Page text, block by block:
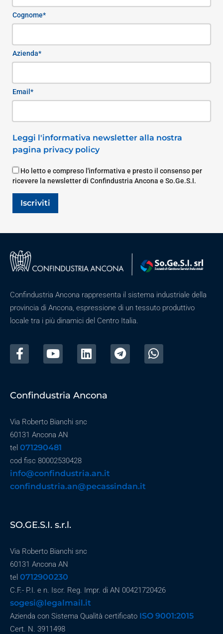
Cognome*
Azienda*
Email*
Leggi l'informativa newsletter alla nostra
pagina privacy policy
Ho letto e compreso l'informativa e presto il consenso per
ricevere la newsletter di Confindustria Ancona e So.Ge.S.I.
Iscriviti
Confindustria Ancona rappresenta il sistema industriale della
provincia di Ancona, espressione di un tessuto produttivo
locale tra i più dinamici del Centro Italia.
Confindustria Ancona
Via Roberto Bianchi snc
60131 Ancona AN
tel 071290481
cod fisc 80002530428
info@confindustria.an.it
confindustria.an@pecassindan.it
SO.GE.S.I. s.r.l.
Via Roberto Bianchi snc
60131 Ancona AN
tel 0712900230
C.F.- P.I. e n. Iscr. Reg. Impr. di AN 00421720426
sogesi@legalmail.it
Azienda con Sistema Qualità certificato ISO 9001:2015
Cert. N. 3911498